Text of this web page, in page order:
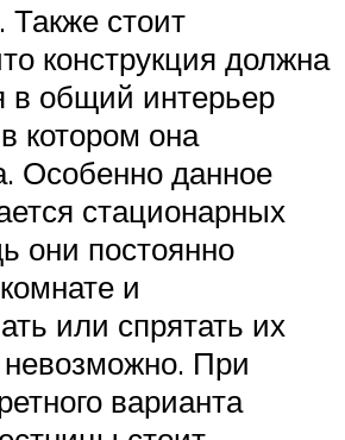
Также стоит
конструкция должна
в общий интерьер
котором она
Особенно данное
стационарных
они постоянно
и
или спрятать их
невозможно. При
варианта